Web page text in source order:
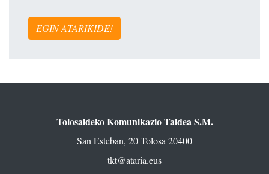
EGIN ATARIKIDE!
Tolosaldeko Komunikazio Taldea S.M.
San Esteban, 20 Tolosa 20400
tkt@ataria.eus